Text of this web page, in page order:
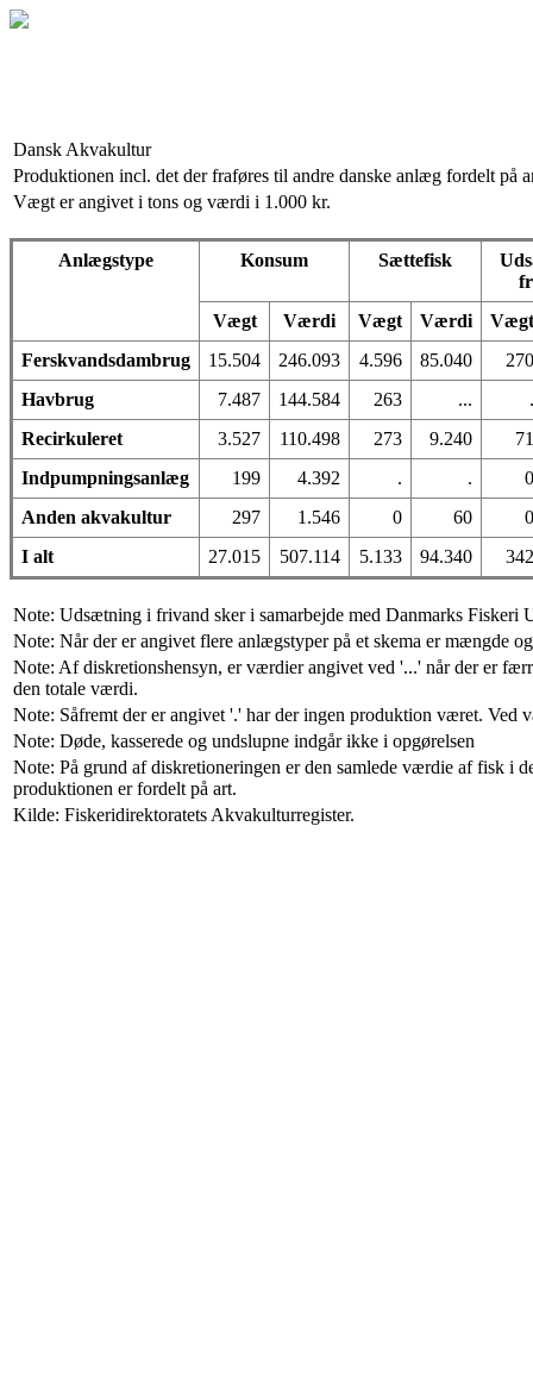
Dansk Akvakultur
Produktionen incl. det der fraføres til andre danske anlæg fordelt på
Vægt er angivet i tons og værdi i 1.000 kr.
Anlægstype Konsum Sættefisk
Vægt
Værdi Vægt Værdi
Vægt
Ferskvandsdambrug
15.504 246.093 4.596 85.040
270
Havbrug
7.487 144.584 263 ...
.
Recirkuleret
3.527 110.498 273 9.240
71
Indpumpningsanlæg
199 4.392 . .
0
Anden akvakultur
297 1.546 0 60
0
I alt
27.015 507.114 5.133 94.340 342
Note: Udsætning i frivand sker i samarbejde med Danmarks
Note: Når der er angivet flere anlægstyper på et skema er mængde
Note: Af diskretionshensyn, er værdier angivet ved '...' når der er
den totale værdi.
Note: Såfremt der er angivet '.' har der ingen produktion været. Ved
Note: Døde, kasserede og undslupne indgår ikke i opgørelsen
Note: På grund af diskretioneringen er den samlede værdie af fisk i
produktionen er fordelt på art.
Kilde: Fiskeridirektoratets Akvakulturregister.